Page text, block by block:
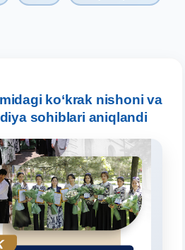
ko‘krak nishoni va
sohiblari aniqlandi
chati
shu mavzudagi aniq
2. Hujjatlar (magistr) (4)